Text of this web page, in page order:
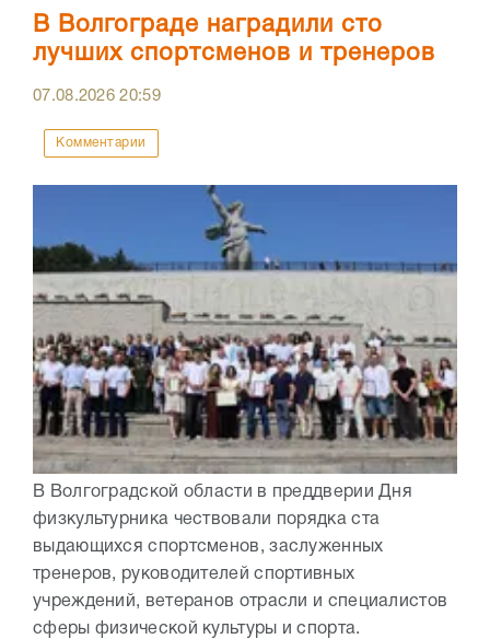
В Волгограде наградили сто
лучших спортсменов и тренеров
07.08.202620:59
Комментарии
В Волгоградской области в преддверии Дня
физкультурника чествовали порядка ста
выдающихся спортсменов, заслуженных
тренеров, руководителей спортивных
учреждений, ветеранов отрасли и специалистов
сферы физической культуры и спорта.